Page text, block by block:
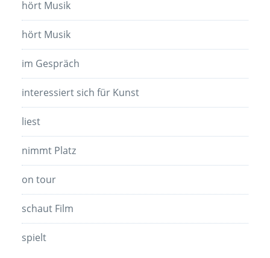
hört Musik
hört Musik
im Gespräch
interessiert sich für Kunst
liest
nimmt Platz
on tour
schaut Film
spielt